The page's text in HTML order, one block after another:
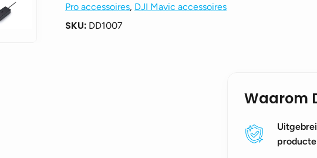
Pro accessoires, DJI Mavic accessoires
SKU: DD1007
Waarom